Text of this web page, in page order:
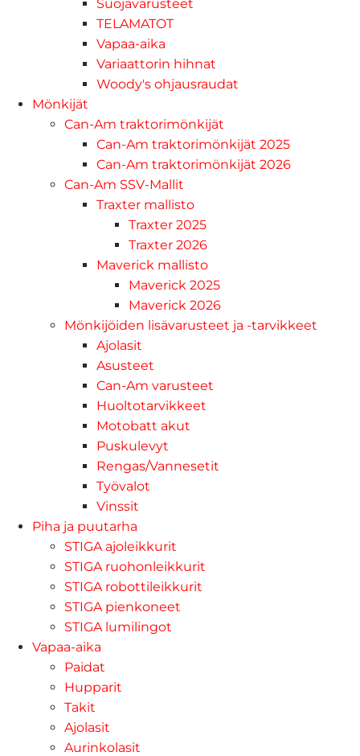
Suojavarusteet
TELAMATOT
Vapaa-aika
Variaattorin hihnat
Woody's ohjausraudat
Mönkijät
Can-Am traktorimönkijät
Can-Am traktorimönkijät 2025
Can-Am traktorimönkijät 2026
Can-Am SSV-Mallit
Traxter mallisto
Traxter 2025
Traxter 2026
Maverick mallisto
Maverick 2025
Maverick 2026
Mönkijöiden lisävarusteet ja -tarvikkeet
Ajolasit
Asusteet
Can-Am varusteet
Huoltotarvikkeet
Motobatt akut
Puskulevyt
Rengas/Vannesetit
Työvalot
Vinssit
Piha ja puutarha
STIGA ajoleikkurit
STIGA ruohonleikkurit
STIGA robottileikkurit
STIGA pienkoneet
STIGA lumilingot
Vapaa-aika
Paidat
Hupparit
Takit
Ajolasit
Aurinkolasit